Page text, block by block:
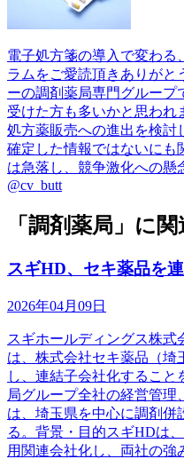
電子処方箋の導入で変わる
ラムをご愛読頂きありが
ーの調剤薬局専門グループ
受けた方も多いかと思われ
処方薬販売への進出を検討
確定した情報ではないにも
は急落し、競争激化への懸
@cv_butt
「調剤薬局」に
スギHD、セキ薬品を
2026年04月09日
スギホールディングス株式
は、株式会社セキ薬品（埼
し、連結子会社化するこ
局グループ全社の経営管理
は、埼玉県を中心に調剤併
る。背景・目的スギHDは
用関連会社化し、両社の強